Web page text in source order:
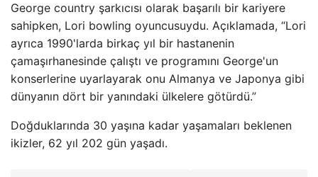
George country şarkıcısı olarak başarılı bir kariyere
sahipken, Lori bowling oyuncusuydu. Açıklamada, “Lori
ayrıca 1990'larda birkaç yıl bir hastanenin
çamaşırhanesinde çalıştı ve programını George'un
konserlerine uyarlayarak onu Almanya ve Japonya gibi
dünyanın dört bir yanındaki ülkelere götürdü.”
Doğduklarında 30 yaşına kadar yaşamaları beklenen
ikizler, 62 yıl 202 gün yaşadı.